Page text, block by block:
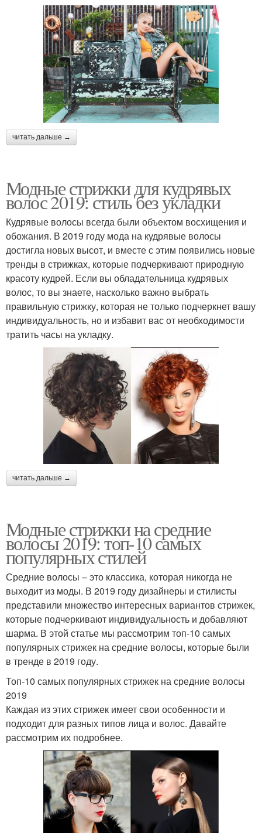
читать дальше →
Модные стрижки для кудрявых
волос 2019: стиль без укладки
Кудрявые волосы всегда были объектом восхищения и
обожания. В 2019 году мода на кудрявые волосы
достигла новых высот, и вместе с этим появились новые
тренды в стрижках, которые подчеркивают природную
красоту кудрей. Если вы обладательница кудрявых
волос, то вы знаете, насколько важно выбрать
правильную стрижку, которая не только подчеркнет вашу
индивидуальность, но и избавит вас от необходимости
тратить часы на укладку.
читать дальше →
Модные стрижки на средние
волосы 2019: топ-10 самых
популярных стилей
Средние волосы – это классика, которая никогда не
выходит из моды. В 2019 году дизайнеры и стилисты
представили множество интересных вариантов стрижек,
которые подчеркивают индивидуальность и добавляют
шарма. В этой статье мы рассмотрим топ-10 самых
популярных стрижек на средние волосы, которые были
в тренде в 2019 году.
Топ-10 самых популярных стрижек на средние волосы
2019
Каждая из этих стрижек имеет свои особенности и
подходит для разных типов лица и волос. Давайте
рассмотрим их подробнее.